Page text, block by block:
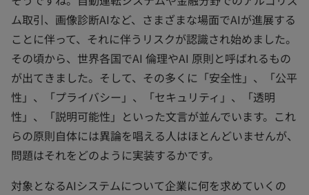
ム取引、画像診断AIなど、さまざまな場面でAIが進展する
ことに伴って、それに伴うリスクが認識され始めました。
その頃から、世界各国でAI 倫理やAI 原則と呼ばれるもの
が出てきました。そして、その多くに「安全性」、「公平
性」、「プライバシー」、「セキュリティ」、「透明
性」、「説明可能性」といった文言が並んでいます。これ
らの原則自体には異論を唱える人はほとんどいませんが、
問題はそれをどのように実装するかです。
対象となるAIシステムについて企業に何を求めていくの